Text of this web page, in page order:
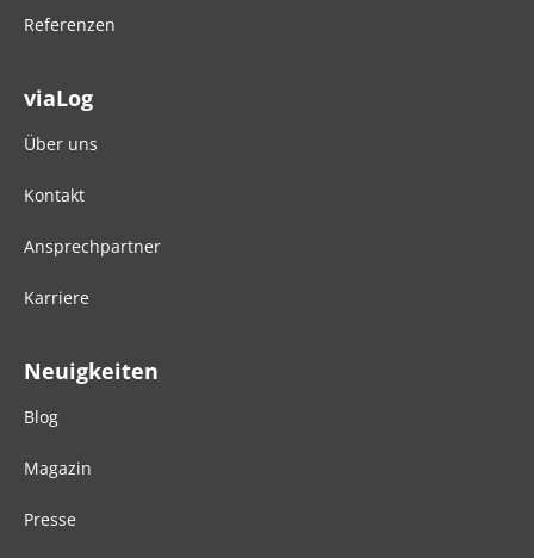
Referenzen
viaLog
Über uns
Kontakt
Ansprechpartner
Karriere
Neuigkeiten
Blog
Magazin
Presse